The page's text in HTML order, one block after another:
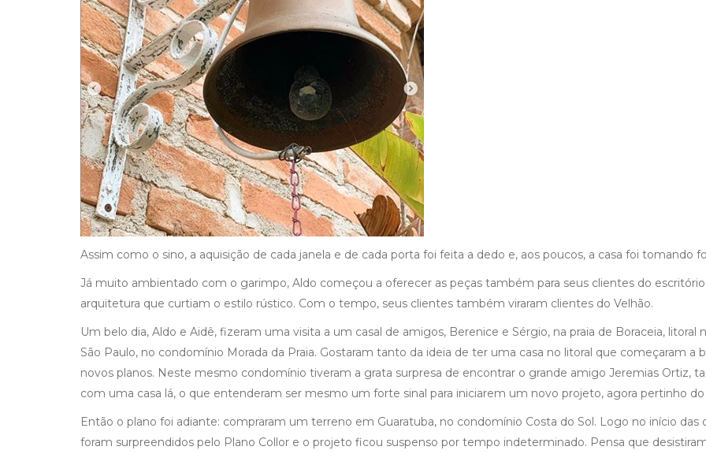
Assim como o sino, a aquisição de cada janela e de cada porta foi feita a dedo e, aos poucos, a casa foi tomando
Já muito ambientado com o garimpo, Aldo começou a oferecer as peças também para seus clientes do
arquitetura que curtiam o estilo rústico. Com o tempo, seus clientes também viraram clientes do Velhão.
Um belo dia, Aldo e Aidê, fizeram uma visita a um casal de amigos, Berenice e Sérgio, na praia de Boraceia, litoral
São Paulo, no condomínio Morada da Praia. Gostaram tanto da ideia de ter uma casa no litoral que começaram a
novos planos. Neste mesmo condomínio tiveram a grata surpresa de encontrar o grande amigo Jeremias Ortiz,
com uma casa lá, o que entenderam ser mesmo um forte sinal para iniciarem um novo projeto, agora pertinho do
Então o plano foi adiante: compraram um terreno em Guaratuba, no condomínio Costa do Sol. Logo no início das
foram surpreendidos pelo Plano Collor e o projeto ficou suspenso por tempo indeterminado. Pensa que